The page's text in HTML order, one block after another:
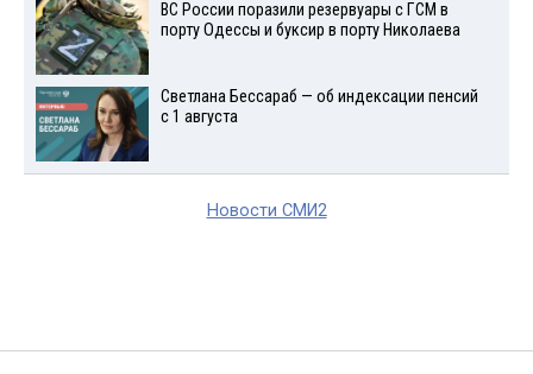
ВС России поразили резервуары с ГСМ в
порту Одессы и буксир в порту Николаева
Светлана Бессараб — об индексации пенсий
с 1 августа
Новости СМИ2